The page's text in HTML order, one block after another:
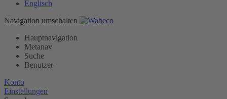
Englisch
Navigation umschalten
Hauptnavigation
Metanav
Suche
Benutzer
Konto
Einstellungen